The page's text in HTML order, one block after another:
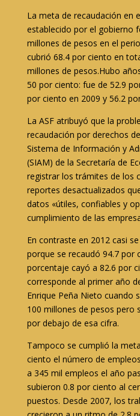
La meta de recaudación en
establecido por el gobierno
millones de pesos en el
cubrió 68.4 por ciento en
millones de pesos.Hubo
50 por ciento: fue de 52.9
por ciento en 2009 y 56.2
La ASF atribuyó que la
recaudación por derechos
Sistema de Información y
(SIAM) de la Secretaría de
registrar los trámites de los
reportes desactualizados
datos «útiles, confiables y
cumplimiento de las
En contraste en 2012 casi
porque se recaudó 94.7 por
porcentaje cayó a 82.6 por
corresponde al primer año
Enrique Peña Nieto cuando
100 millones de pesos pero
por debajo de esa cifra.
Tampoco se cumplió la
ciento el número de
a 345 mil empleos el año
subieron 0.8 por ciento al
puestos. Desde 2007, los